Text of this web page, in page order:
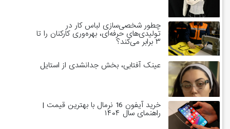
چطور شخصی‌سازی لباس کار در
تولیدی‌های حرفه‌ای، بهره‌وری کارکنان را تا
۳ برابر می‌کند؟
عینک آفتابی، بخش جدانشدی از استایل
خرید آیفون 16 نرمال با بهترین قیمت |
راهنمای سال ۱۴۰۴